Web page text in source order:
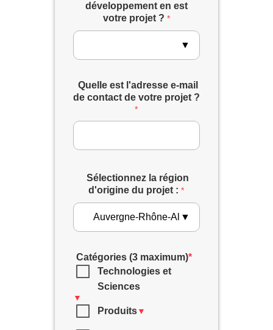
développement en est
votre projet ? *
▼
Quelle est l'adresse e-mail
de contact de votre projet ?
*
Sélectionnez la région
d'origine du projet : *
▼
Catégories (3 maximum)*
Technologies et
Sciences
▼
Produits▼